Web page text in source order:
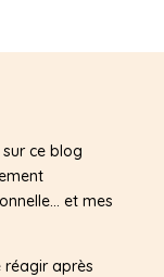
ce blog
et mes
réagir après